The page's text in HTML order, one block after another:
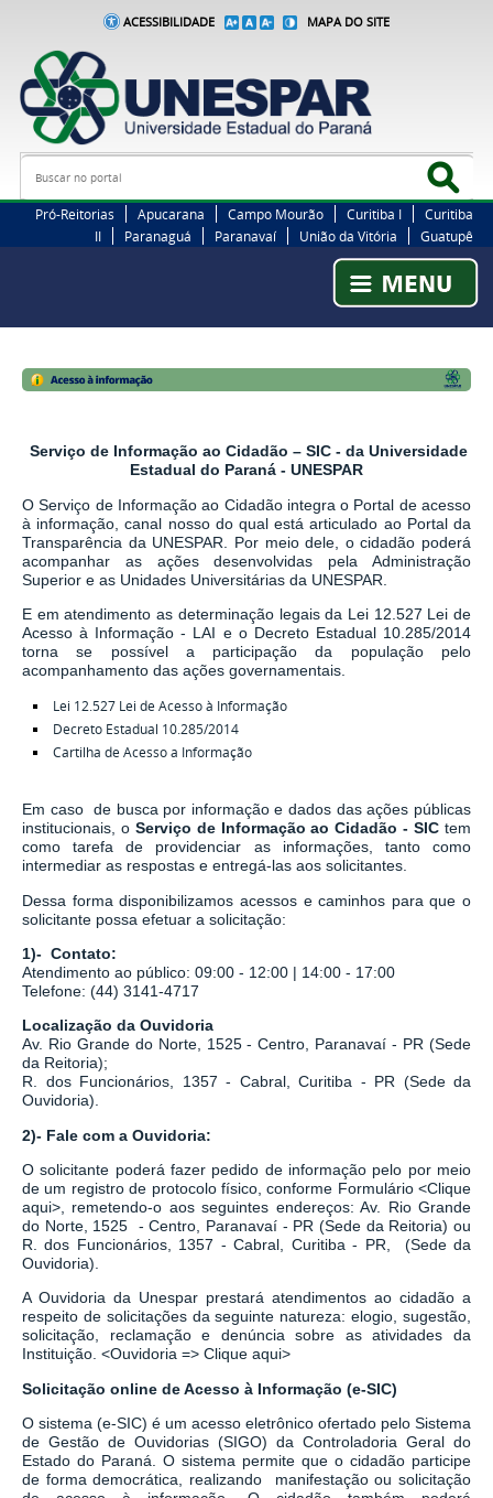
ACESSIBILIDADE MAPA DO SITE
Busca
Pró-Reitorias Apucarana Campo Mourão Curitiba I
Curitiba
II
Paranaguá Paranavaí União da Vitória Guatupê
Serviço de Informação ao Cidadão – SIC - da Universidade
Estadual do Paraná - UNESPAR
O Serviço de Informação ao Cidadão integra o Portal de acesso
à informação, canal nosso do qual está articulado ao Portal da
Transparência da UNESPAR. Por meio dele, o cidadão poderá
acompanhar as ações desenvolvidas pela Administração
Superior e as Unidades Universitárias da UNESPAR.
E em atendimento as determinação legaisda Lei 12.527 Lei de
Acesso à Informação - LAI e o Decreto Estadual 10.285/2014
torna se possível a participação da população pelo
acompanhamento das ações governamentais.
Lei 12.527 Lei de Acesso à Informação
Decreto Estadual 10.285/2014
Cartilha de Acesso a Informação
Em caso de busca por informação e dados das ações públicas
institucionais, o Serviço de Informação ao Cidadão - SICtem
como tarefa de
providenciar as informações, tanto como
intermediar as respostas e entregá-las aos solicitantes.
Dessa forma disponibilizamos acessos e caminhos para que o
solicitante possa efetuar a solicitação:
1)- Contato:
Atendimento ao público: 09:00 - 12:00 | 14:00 - 17:00
Telefone: (44) 3141-4717
Localização da Ouvidoria
Av. Rio Grande do Norte, 1525 - Centro, Paranavaí - PR (Sede
da Reitoria);
R. dos Funcionários, 1357 - Cabral, Curitiba - PR (Sede da
Ouvidoria).
2)- Fale com a Ouvidoria:
O solicitante poderá fazer pedido de informação pelo por meio
de um registro de protocolo físico, conforme Formulário <Clique
aqui> , remetendo-o aos seguintes endereços: Av. Rio Grande
do Norte, 1525 - Centro, Paranavaí - PR (Sede da Reitoria) ou
R. dos Funcionários, 1357 - Cabral, Curitiba - PR,
(Sede da
Ouvidoria).
A Ouvidoria da Unespar prestará atendimentos ao cidadão a
respeito de solicitações da seguinte natureza: elogio, sugestão,
solicitação, reclamação e denúncia sobre as atividades da
Instituição. <Ouvidoria => Clique aqui>
Solicitação online de Acesso à Informação (e-SIC)
O sistema (e-SIC) é um acesso eletrônico ofertado pelo Sistema
de Gestão de Ouvidorias (SIGO) da Controladoria Geral do
Estado do Paraná. O sistema permite que o cidadão participe
de forma democrática, realizando manifestação ou solicitação